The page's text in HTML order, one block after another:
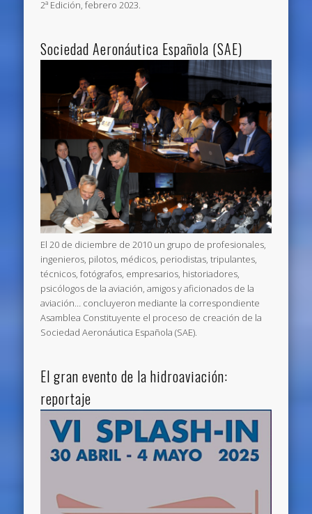
2ª Edición, febrero 2023.
Sociedad Aeronáutica Española (SAE)
El 20 de diciembre de 2010 un grupo de profesionales,
ingenieros, pilotos, médicos, periodistas, tripulantes,
técnicos, fotógrafos, empresarios, historiadores,
psicólogos de la aviación, amigos y aficionados de la
aviación… concluyeron mediante la correspondiente
Asamblea Constituyente el proceso de creación de la
Sociedad Aeronáutica Española (SAE).
El gran evento de la hidroaviación:
reportaje